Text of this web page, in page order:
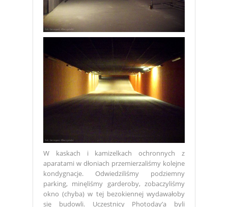
W kaskach i kamizelkach ochronnych z
aparatami w dłoniach przemierzaliśmy kolejne
kondygnacje. Odwiedziliśmy podziemny
parking, minęliśmy garderoby, zobaczyliśmy
okno (chyba) w tej bezokiennej wydawałoby
się budowli. Uczestnicy Photoday’a byli